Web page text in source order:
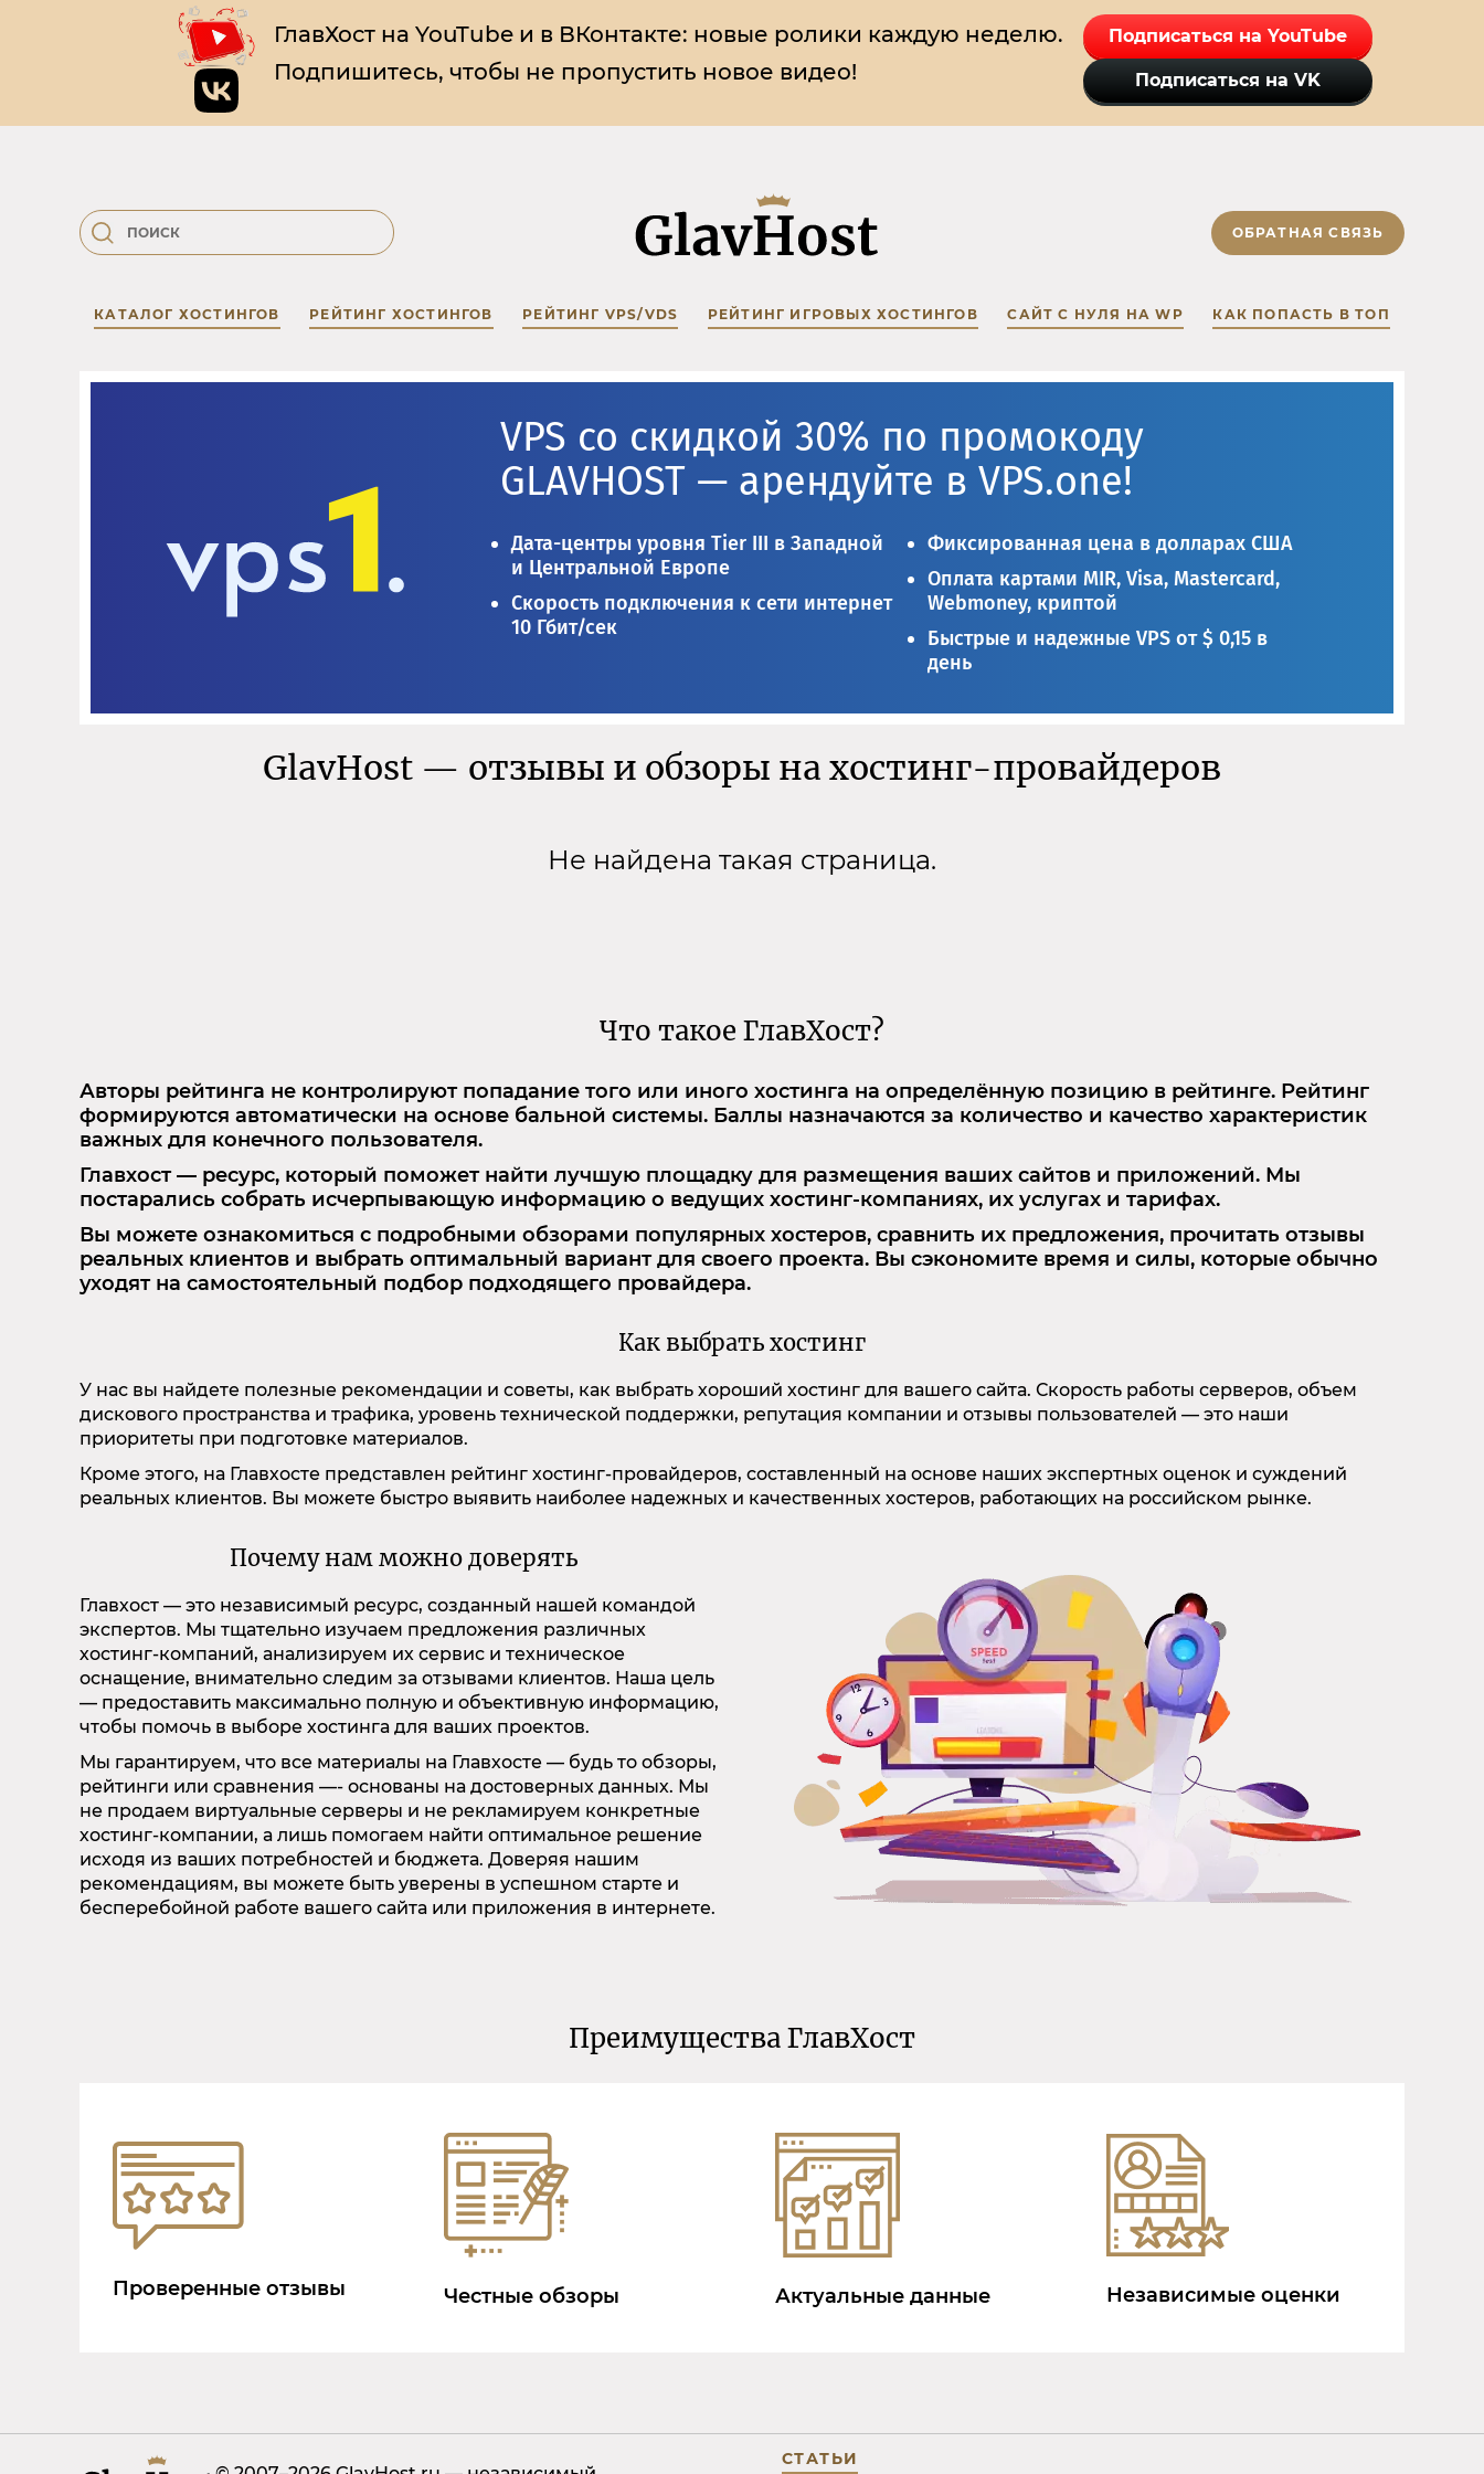
ГлавХост на YouTube и в ВКонтакте: новые ролики каждую неделю.
Подпишитесь, чтобы не пропустить новое видео!
Подписаться на YouTube
Подписаться на VK
ОБРАТНАЯ СВЯЗЬ
КАТАЛОГ ХОСТИНГОВ РЕЙТИНГ ХОСТИНГОВ РЕЙТИНГ VPS/VDS РЕЙТИНГ ИГРОВЫХ ХОСТИНГОВ САЙТ С НУЛЯ НА WP КАК ПОПАСТЬ В ТОП
VPS со скидкой 30% по промокоду
GLAVHOST — арендуйте в VPS.one!
Дата-центры уровня Tier III в Западной
и Центральной Европе
Скорость подключения к сети интернет
10 Гбит/сек
Фиксированная цена в долларах США
Оплата картами MIR, Visa, Mastercard,
Webmoney, криптой
Быстрые и надежные VPS от $ 0,15 в
день
GlavHost — отзывы и обзоры на хостинг-провайдеров
Не найдена такая страница.
Что такое ГлавХост?
Авторы рейтинга не контролируют попадание того или иного хостинга на определённую позицию в рейтинге. Рейтинг
формируются автоматически на основе бальной системы. Баллы назначаются за количество и качество характеристик
важных для конечного пользователя.
Главхост — ресурс, который поможет найти лучшую площадку для размещения ваших сайтов и приложений. Мы
постарались собрать исчерпывающую информацию о ведущих хостинг-компаниях, их услугах и тарифах.
Вы можете ознакомиться с подробными обзорами популярных хостеров, сравнить их предложения, прочитать отзывы
реальных клиентов и выбрать оптимальный вариант для своего проекта. Вы сэкономите время и силы, которые обычно
уходят на самостоятельный подбор подходящего провайдера.
Как выбрать хостинг
У нас вы найдете полезные рекомендации и советы, как выбрать хороший хостинг для вашего сайта. Скорость работы серверов, объем
дискового пространства и трафика, уровень технической поддержки, репутация компании и отзывы пользователей — это наши
приоритеты при подготовке материалов.
Кроме этого, на Главхосте представлен рейтинг хостинг-провайдеров, составленный на основе наших экспертных оценок и суждений
реальных клиентов. Вы можете быстро выявить наиболее надежных и качественных хостеров, работающих на российском рынке.
Почему нам можно доверять
Главхост — это независимый ресурс, созданный нашей командой
экспертов. Мы тщательно изучаем предложения различных
хостинг-компаний, анализируем их сервис и техническое
оснащение, внимательно следим за отзывами клиентов. Наша цель
— предоставить максимально полную и объективную информацию,
чтобы помочь в выборе хостинга для ваших проектов.
Мы гарантируем, что все материалы на Главхосте — будь то обзоры,
рейтинги или сравнения —- основаны на достоверных данных. Мы
не продаем виртуальные серверы и не рекламируем конкретные
хостинг-компании, а лишь помогаем найти оптимальное решение
исходя из ваших потребностей и бюджета. Доверяя нашим
рекомендациям, вы можете быть уверены в успешном старте и
бесперебойной работе вашего сайта или приложения в интернете.
Преимущества ГлавХост
Проверенные отзывы Честные обзоры Актуальные данные Независимые оценки
СТАТЬИ